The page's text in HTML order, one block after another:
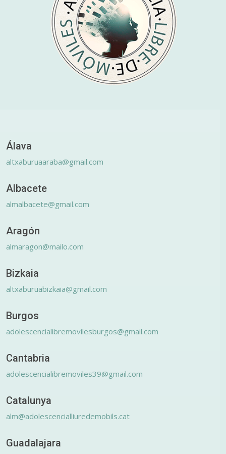
Álava
altxaburuaaraba@gmail.com
Albacete
almalbacete@gmail.com
Aragón
almaragon@mailo.com
Bizkaia
altxaburuabizkaia@gmail.com
Burgos
adolescencialibremovilesburgos@gmail.com
Cantabria
adolescencialibremoviles39@gmail.com
Catalunya
alm@adolescencialliuredemobils.cat
Guadalajara